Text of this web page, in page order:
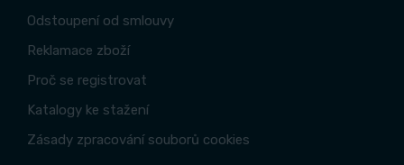
Odstoupení od smlouvy
Reklamace zboží
Proč se registrovat
Katalogy ke stažení
Zásady zpracování souborů cookies